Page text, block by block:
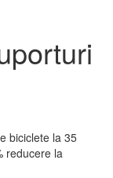
biciclete la 35
reducere la